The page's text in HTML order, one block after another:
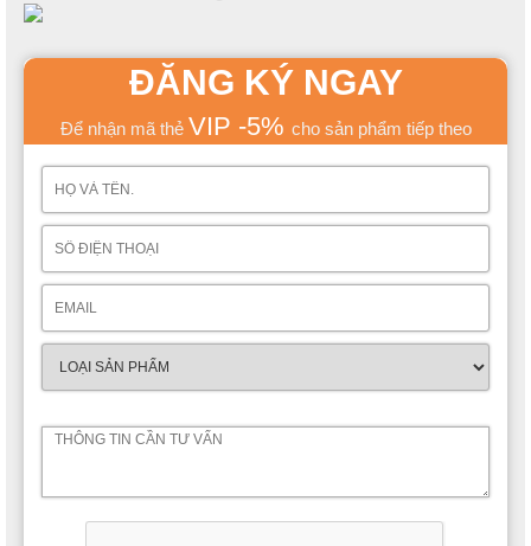
ĐĂNG KÝ NGAY
Để nhận mã thẻ VIP -5% cho sản phẩm tiếp theo